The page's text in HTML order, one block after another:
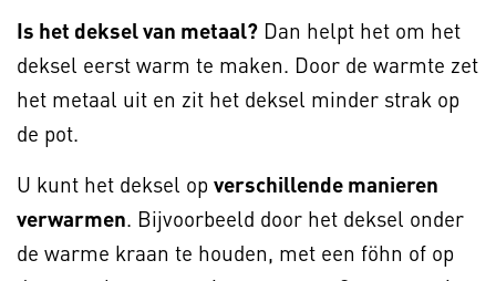
Is het deksel van metaal? Dan helpt het om het
deksel eerst warm te maken. Door de warmte zet
het metaal uit en zit het deksel minder strak op
de pot.
U kunt het deksel op verschillende manieren
verwarmen. Bijvoorbeeld door het deksel onder
de warme kraan te houden, met een föhn of op